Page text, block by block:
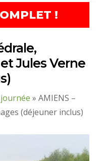
!
Jules Verne
» AMIENS –
(déjeuner inclus)